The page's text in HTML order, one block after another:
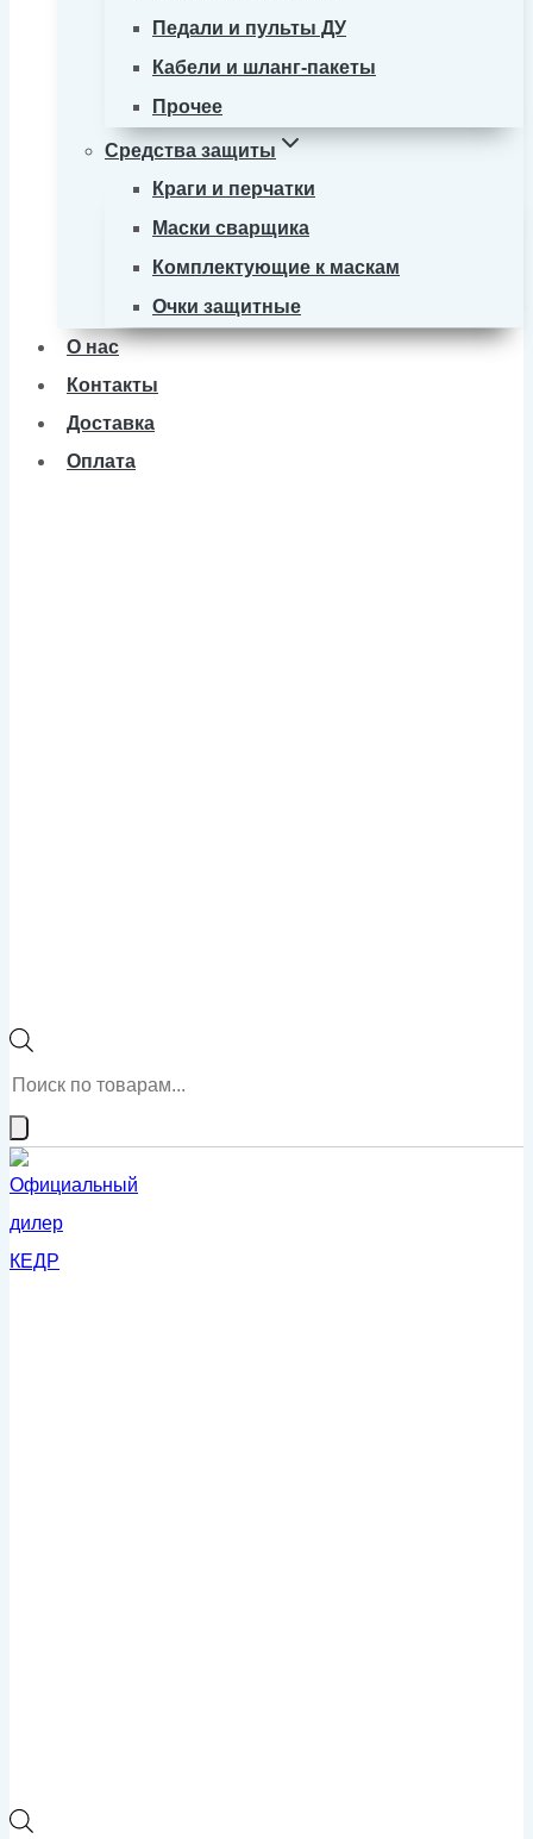
Педали и пульты ДУ
Кабели и шланг-пакеты
Прочее
Средства защиты
Краги и перчатки
Маски сварщика
Комплектующие к маскам
Очки защитные
О нас
Контакты
Доставка
Оплата
Поиск
товаров